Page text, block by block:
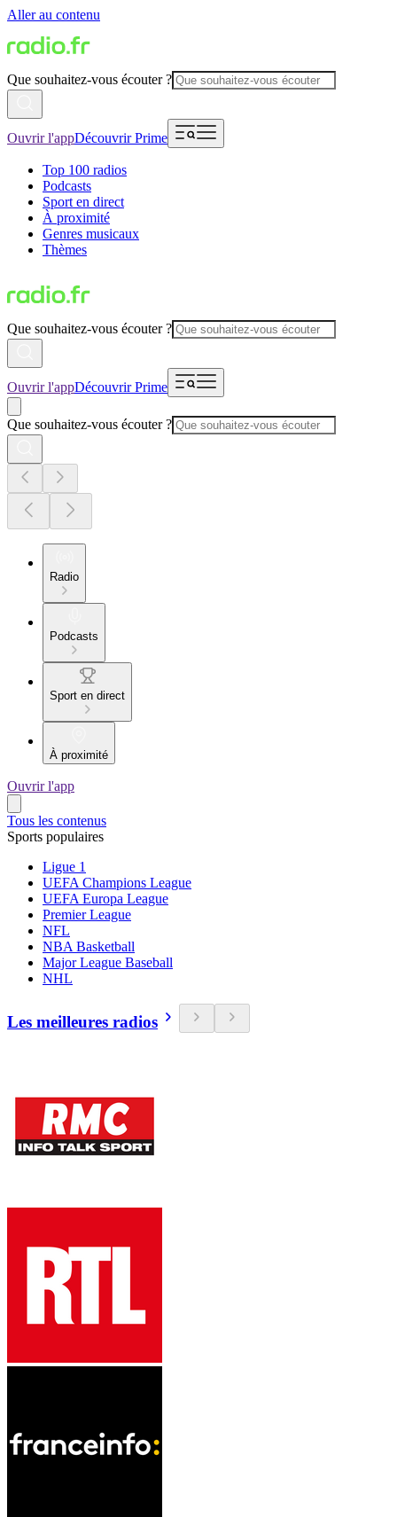
Aller au contenu
Que souhaitez-vous écouter ?
Ouvrir l'appDécouvrir Prime
Top 100 radios
Podcasts
Sport en direct
À proximité
Genres musicaux
Thèmes
Que souhaitez-vous écouter ?
Ouvrir l'appDécouvrir Prime
Que souhaitez-vous écouter ?
Radio
Podcasts
Sport en direct
À proximité
Ouvrir l'app
Tous les contenus
Sports populaires
Ligue 1
UEFA Champions League
UEFA Europa League
Premier League
NFL
NBA Basketball
Major League Baseball
NHL
Les meilleures radios